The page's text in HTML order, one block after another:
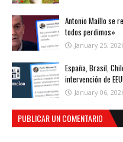
Antonio Maíllo se
todos perdimos»
January 25,
España, Brasil,
intervención de
January 06,
PUBLICAR UN COMENTARIO